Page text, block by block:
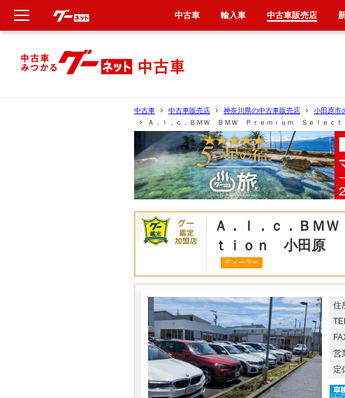
中古車 中古車販売店 神奈川県の中古車販売店
小田原市
Ａ．ｌ．ｃ．ＢＭＷ ＢＭＷ Ｐｒｅｍｉｕｍ Ｓｅｌｅｃ
Ａ．ｌ．ｃ．ＢＭ
ｔｉｏｎ 小田原
ディーラー
住
営
定
中古車 輸入車 中古車販売店
新車